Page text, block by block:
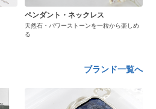
ペンダント・ネックレス
天然石・パワーストーンを一粒から楽しめ
る
ブランド一覧へ